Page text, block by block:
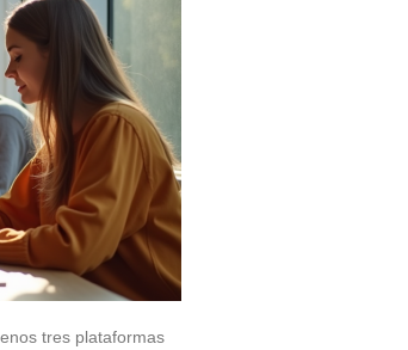
tres plataformas